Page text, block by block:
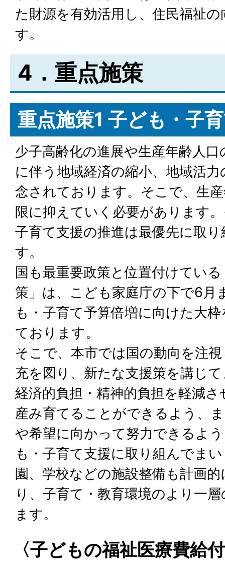
た財源を有効活用し、住民福祉
す。
4．重点施策
重点施策1 子ども・子
少子高齢化の進展や生産年齢人
に伴う地域経済の縮小、地域活
念されております。そこで、生
限に抑えていく必要があります
子育て支援の推進は最優先に取
す。
国も最重要政策と位置付けてい
策」は、こども家庭庁の下で6月
も・子育て予算倍増に向けた大
ております。
そこで、本市では国の動向を注
充を図り、新たな支援策を講じ
経済的負担・精神的負担を軽減
産み育てることができるよう、
や希望に向かって努力できるよ
も・子育て支援に取り組んでま
園、学校などの施設整備も計画
り、子育て・教育環境のより一
ます。
〈子どもの福祉医療費給